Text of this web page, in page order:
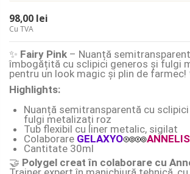
98,00 lei
Cu TVA
✨ Fairy Pink – Nuanță
îmbogățită cu sclipici generos și fulgi
pentru un look magic și plin de farmec!
Highlights:
Nuanță semitransparentă cu
fulgi metalizați roz
Tub flexibil cu liner metalic, sigilat
Colaborare GELAXYO
Cantitate 30ml
🤝 Polygel creat în colaborare cu